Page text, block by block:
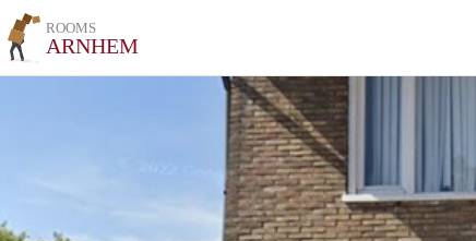
ROOMS
ARNHEM